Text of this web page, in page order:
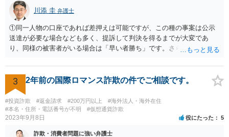
川添 圭 弁護士
①同一人物の口座であれば差押えは可能ですが、この種の事案は公示
送達が必要な場合なども多く、提訴して判決を得るまでが大変であ
り、同様の被害者がいる場合は「早い者勝ち」です。さらに詳しい事
れます。 ②わかりません。その法人が特定できるかどうかが問題で
す。調査が必要ですので、弁護士へ相談した方がよいと思います。
3 2年前の国際ロマンス詐欺の件でご相談です。
#投資詐欺 #返金請求 #200万円以上
#海外法人・海外在住
#本名・住所・電話番号が不明
#仮想通貨詐欺
2023年9月8日 役にたった 5
詐欺・消費者問題に強い弁護士